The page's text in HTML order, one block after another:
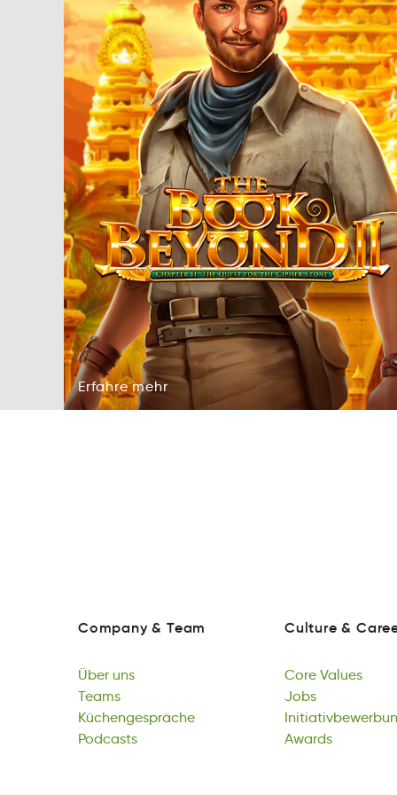
Erfahre
raEhfer
Erfahre
mehr
herm
mehr
Company & Team
Über
Über
uns
uns
Tsame
Teams
Küchengespräche
secenhrhgäepKüc
Küchengespräche
Podcasts
oatdPscs
Podcasts
Culture &
Core
Core
Values
Values
oJbs
Jobs
Awards
Adsrwa
Awards